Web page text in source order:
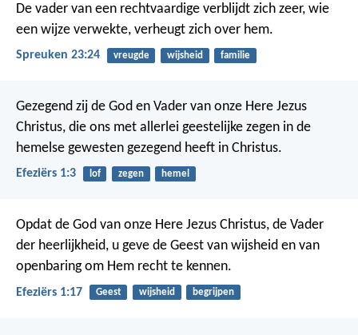
De vader van een rechtvaardige verblijdt zich zeer, wie
een wijze verwekte, verheugt zich over hem.
Spreuken 23:24 vreugde wijsheid familie
Gezegend zij de God en Vader van onze Here Jezus
Christus, die ons met allerlei geestelijke zegen in de
hemelse gewesten gezegend heeft in Christus.
Efeziërs 1:3 lof zegen hemel
Opdat de God van onze Here Jezus Christus, de Vader
der heerlijkheid, u geve de Geest van wijsheid en van
openbaring om Hem recht te kennen.
Efeziërs 1:17 Geest wijsheid begrijpen